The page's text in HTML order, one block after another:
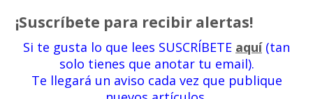
¡Suscríbete para recibir alertas!
Si te gusta lo que lees SUSCRÍBETE aquí(tan
solo tienes que anotar tu email).
Te llegará un aviso cada vez que publique